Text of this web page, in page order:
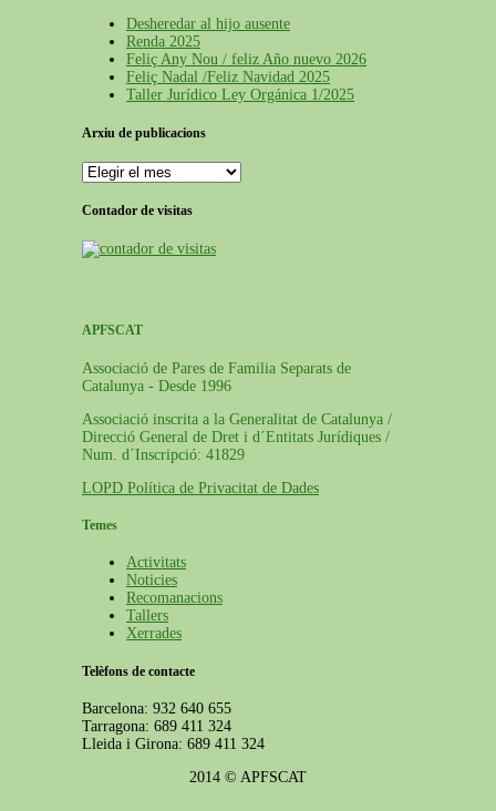
Desheredar al hijo ausente
Renda 2025
Feliç Any Nou / feliz Año nuevo 2026
Feliç Nadal /Feliz Navidad 2025
Taller Jurídico Ley Orgánica 1/2025
Arxiu de publicacions
Contador de visitas
APFSCAT
Associació de Pares de Familia Separats de
Catalunya - Desde 1996
Associació inscrita a la Generalitat de Catalunya /
Direcció General de Dret i d´Entitats Jurídiques /
Num. d´Inscripció: 41829
LOPD Política de Privacitat de Dades
Temes
Activitats
Noticies
Recomanacions
Tallers
Xerrades
Telèfons de contacte
Barcelona: 932 640 655
Tarragona: 689 411 324
Lleida i Girona: 689 411 324
2014 © APFSCAT